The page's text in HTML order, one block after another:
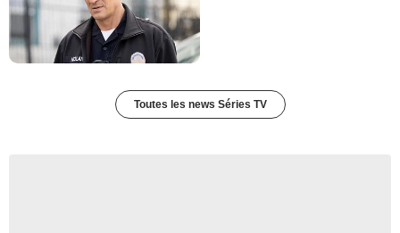
Toutes les news Séries TV